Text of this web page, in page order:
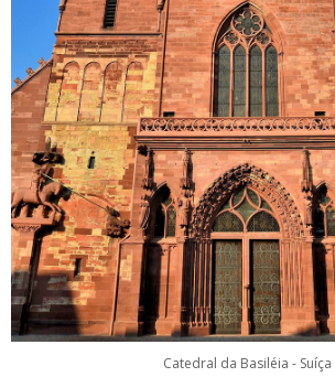
Catedral da Basiléia - Suíça